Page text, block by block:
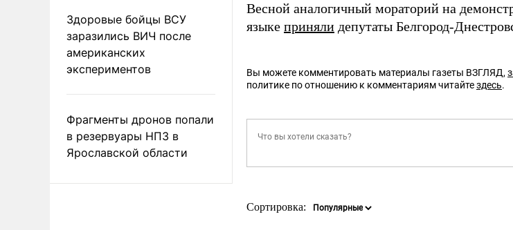
Здоровые бойцы ВСУ
заразились ВИЧ после
американских
экспериментов
Фрагменты дронов попали
в резервуары НПЗ в
Ярославской области
Весной аналогичный мораторий на
языке приняли депутаты Белгород-
Вы можете комментировать материалы газеты ВЗГЛЯД,
политике по отношению к комментариям читайтездесь.
Сортировка: